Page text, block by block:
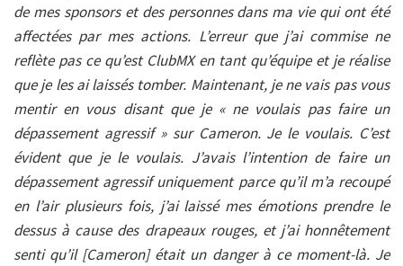
de mes sponsors et des personnes dans ma vie qui ont été
affectées par mes actions. L’erreur que j’ai commise ne
reflète pas ce qu’est ClubMX en tant qu’équipe et je réalise
que je les ai laissés tomber. Maintenant, je ne vais pas vous
mentir en vous disant que je « ne voulais pas faire un
dépassement agressif » sur Cameron. Je le voulais. C’est
évident que je le voulais. J’avais l’intention de faire un
dépassement agressif uniquement parce qu’il m’a recoupé
en l’air plusieurs fois, j’ai laissé mes émotions prendre le
dessus à cause des drapeaux rouges, et j’ai honnêtement
senti qu’il [Cameron] était un danger à ce moment-là. Je